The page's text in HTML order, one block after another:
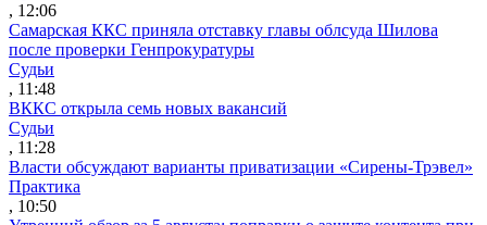
, 12:06
Самарская ККС приняла отставку главы облсуда Шилова
после проверки Генпрокуратуры
Судьи
, 11:48
ВККС открыла семь новых вакансий
Судьи
, 11:28
Власти обсуждают варианты приватизации «Сирены-Трэвел»
Практика
, 10:50